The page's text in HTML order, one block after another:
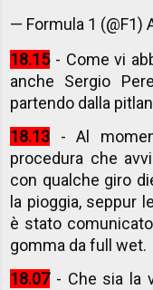
— Formula 1 (@F1)
18.15- Come vi
anche Sergio
partendo dalla
18.13 - Al
procedura che
con qualche giro
la pioggia, seppur
è stato
gomma da full wet.
18.07- Che sia la